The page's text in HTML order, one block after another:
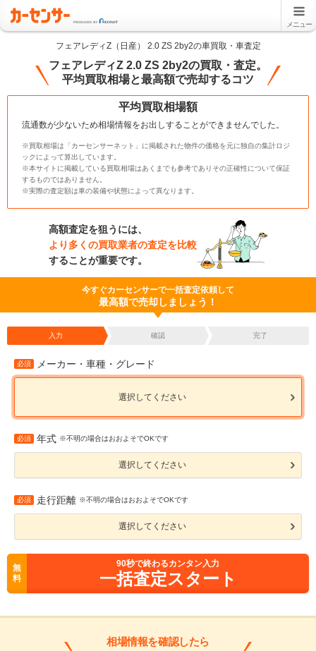
メニュー
フェアレディZ（日産） 2.0 ZS 2by2の車買取・車査定
フェアレディZ 2.0 ZS 2by2の買取・査定。
平均買取相場と最高額で売却するコツ
平均買取相場額
流通数が少ないため相場情報をお出しすることができませんでした。
※買取相場は「カーセンサーネット」に掲載された物件の価格を元に独自の集計ロジ
ックによって算出しています。
※本サイトに掲載している買取相場はあくまでも参考でありその正確性について保証
するものではありません。
※実際の査定額は車の装備や状態によって異なります。
高額査定を狙うには、
より多くの買取業者の査定を比較
することが重要です。
今すぐカーセンサーで一括査定依頼して
最高額で売却しましょう！
入力 確認 完了
必須 メーカー・車種・グレード
選択してください
必須 年式 ※不明の場合はおおよそでOKです
選択してください
必須 走行距離 ※不明の場合はおおよそでOKです
選択してください
無
料
90秒で終わるカンタン入力
一括査定スタート
相場情報を確認したら